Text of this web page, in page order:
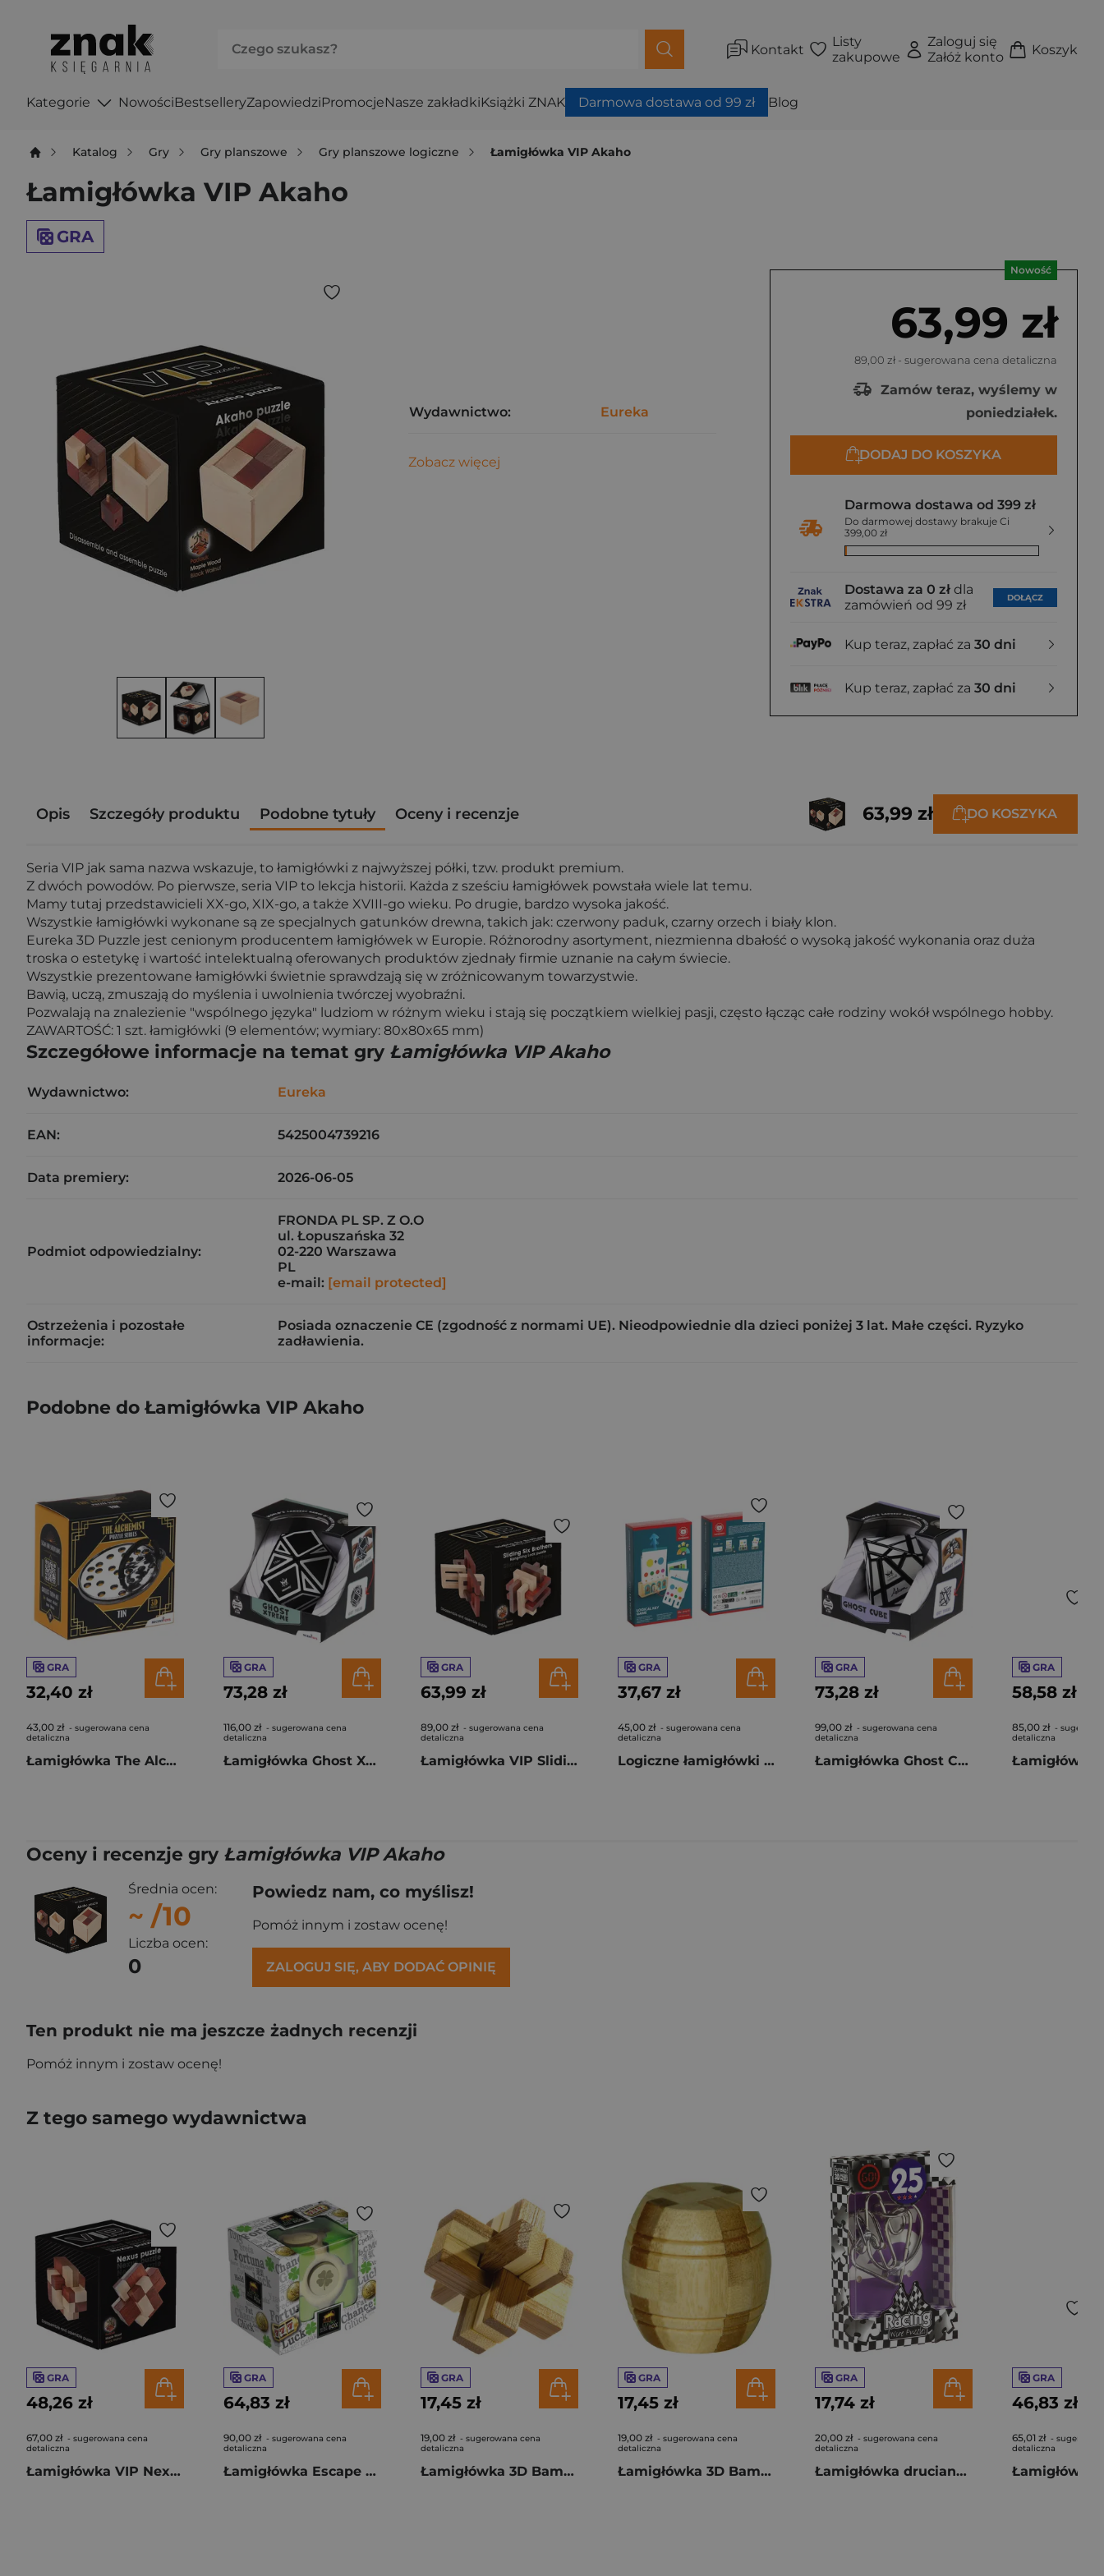
Kontakt
Listy
zakupowe
Zaloguj się
Załóż konto
Koszyk
Kategorie NowościBestselleryZapowiedziPromocjeNasze zakładkiKsiążki ZNAK Darmowa dostawa od 99 zł Blog
Katalog Gry Gry planszowe Gry planszowe logiczne Łamigłówka VIP Akaho
Łamigłówka VIP Akaho
GRA
Nowość
63,99 zł
89,00 zł - sugerowana cena detaliczna
Zamów teraz, wyślemy w
poniedziałek.
DODAJ DO KOSZYKA
Darmowa dostawa od 399 zł
Do darmowej dostawy brakuje Ci
399,00 zł
Dostawa za 0 zł dla
zamówień od 99 zł
DOŁĄCZ
Kup teraz, zapłać za 30 dni
Kup teraz, zapłać za 30 dni
Wydawnictwo: Eureka
Zobacz więcej
Opis Szczegóły produktu Podobne tytuły Oceny i recenzje 63,99 zł DO KOSZYKA
Seria VIP jak sama nazwa wskazuje, to łamigłówki z najwyższej półki, tzw. produkt premium.
Z dwóch powodów. Po pierwsze, seria VIP to lekcja historii. Każda z sześciu łamigłówek powstała wiele lat temu.
Mamy tutaj przedstawicieli XX-go, XIX-go, a także XVIII-go wieku. Po drugie, bardzo wysoka jakość.
Wszystkie łamigłówki wykonane są ze specjalnych gatunków drewna, takich jak: czerwony paduk, czarny orzech i biały klon.
Eureka 3D Puzzle jest cenionym producentem łamigłówek w Europie. Różnorodny asortyment, niezmienna dbałość o wysoką jakość wykonania oraz duża
troska o estetykę i wartość intelektualną oferowanych produktów zjednały firmie uznanie na całym świecie.
Wszystkie prezentowane łamigłówki świetnie sprawdzają się w zróżnicowanym towarzystwie.
Bawią, uczą, zmuszają do myślenia i uwolnienia twórczej wyobraźni.
Pozwalają na znalezienie "wspólnego języka" ludziom w różnym wieku i stają się początkiem wielkiej pasji, często łącząc całe rodziny wokół wspólnego hobby.
ZAWARTOŚĆ: 1 szt. łamigłówki (9 elementów; wymiary: 80x80x65 mm)
Szczegółowe informacje na temat gry Łamigłówka VIP Akaho
Wydawnictwo: Eureka
EAN: 5425004739216
Data premiery: 2026-06-05
Podmiot odpowiedzialny:
FRONDA PL SP. Z O.O
ul. Łopuszańska 32
02-220 Warszawa
PL
e-mail: [email protected]
Ostrzeżenia i pozostałe
informacje:
Posiada oznaczenie CE (zgodność z normami UE). Nieodpowiednie dla dzieci poniżej 3 lat. Małe części. Ryzyko
zadławienia.
Podobne do Łamigłówka VIP Akaho
GRA
32,40 zł
43,00 zł - sugerowana cena
detaliczna
Łamigłówka The Alchemist Tin Recent Toys poziom 4/5
GRA
73,28 zł
116,00 zł - sugerowana cena
detaliczna
Łamigłówka Ghost Xtreme Recent Toys poziom 5/5
GRA
63,99 zł
89,00 zł - sugerowana cena
detaliczna
Łamigłówka VIP Sliding Six Brothers
GRA
37,67 zł
45,00 zł - sugerowana cena
detaliczna
Logiczne łamigłówki poziom ekspert
GRA
73,28 zł
99,00 zł - sugerowana cena
detaliczna
Łamigłówka Ghost Cube Recent Toys poziom 4,5/5
GRA
58,58 zł
85,00 zł -
detaliczna
Oceny i recenzje gry Łamigłówka VIP Akaho
Średnia ocen:
~ /10
Liczba ocen:
0
Powiedz nam, co myślisz!
Pomóż innym i zostaw ocenę!
ZALOGUJ SIĘ, ABY DODAĆ OPINIĘ
Ten produkt nie ma jeszcze żadnych recenzji
Pomóż innym i zostaw ocenę!
Z tego samego wydawnictwa
GRA
48,26 zł
67,00 zł - sugerowana cena
detaliczna
Łamigłówka VIP Nexus
GRA
64,83 zł
90,00 zł - sugerowana cena
detaliczna
Łamigłówka Escape Box Lucky Secret poziom 3/4
GRA
17,45 zł
19,00 zł - sugerowana cena
detaliczna
Łamigłówka 3D Bamboo Knotty poziom 3/4
GRA
17,45 zł
19,00 zł - sugerowana cena
detaliczna
Łamigłówka 3D Bamboo Barrel poziom 3/4
GRA
17,74 zł
20,00 zł - sugerowana cena
detaliczna
Łamigłówka druciana Racing nr 25 poziom 3/4
GRA
46,83 zł
65,01 zł -
detaliczna